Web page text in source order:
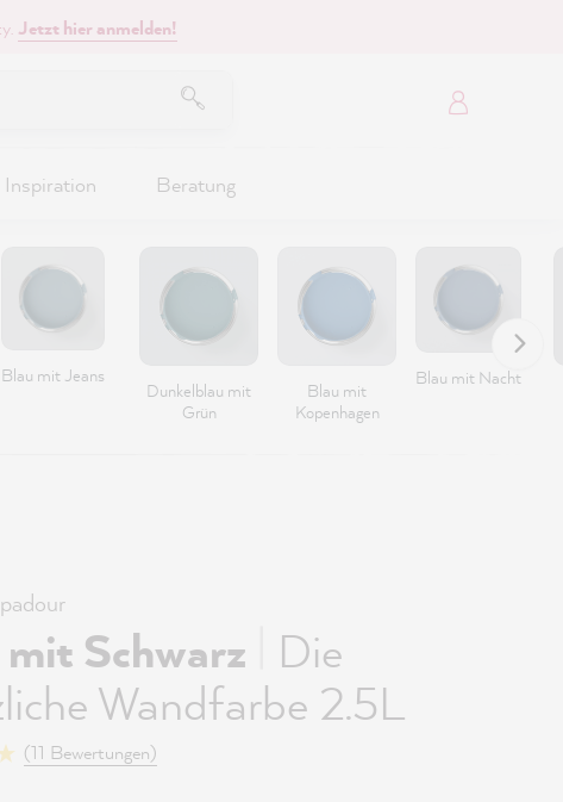
Jetzt hier anmelden!
Inspiration Beratung
Blau mit Jeans
Dunkelblau mit
Grün
Blau mit
Kopenhagen
Blau mit Nacht
Schwarz Die
Wandfarbe 2.5L
(11 Bewertungen)